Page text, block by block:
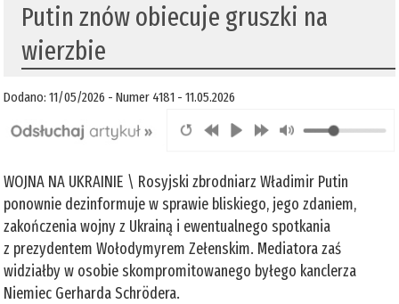
Putin znów obiecuje gruszki na
wierzbie
Dodano: 11/05/2026 - Numer 4181 - 11.05.2026
WOJNA NA UKRAINIE \ Rosyjski zbrodniarz Władimir Putin
ponownie dezinformuje w sprawie bliskiego, jego zdaniem,
zakończenia wojny z Ukrainą i ewentualnego spotkania
z prezydentem Wołodymyrem Zełenskim. Mediatora zaś
widziałby w osobie skompromitowanego byłego kanclerza
Niemiec Gerharda Schrödera.